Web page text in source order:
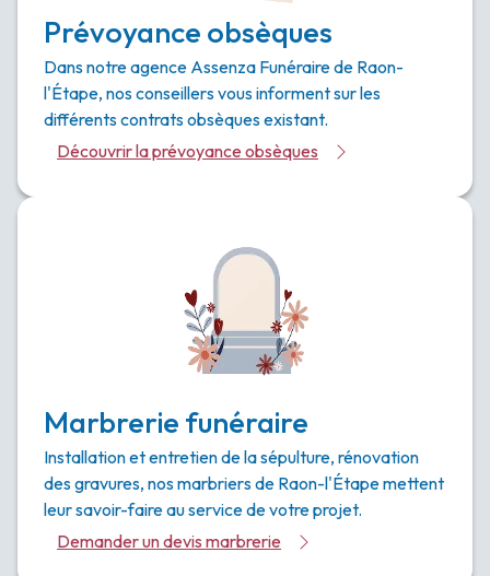
Prévoyance obsèques
Dans notre agence Assenza Funéraire de Raon-
l'Étape, nos conseillers vous informent sur les
différents contrats obsèques existant.
Découvrir la prévoyance obsèques
Marbrerie funéraire
Installation et entretien de la sépulture, rénovation
des gravures, nos marbriers de Raon-l'Étape mettent
leur savoir-faire au service de votre projet.
Demander un devis marbrerie